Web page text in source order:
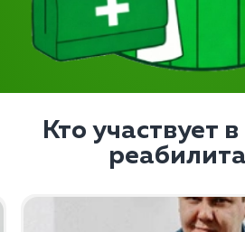
Кто участвует